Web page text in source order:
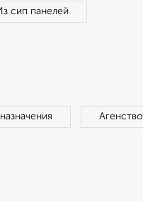
сип панелей
Агенство